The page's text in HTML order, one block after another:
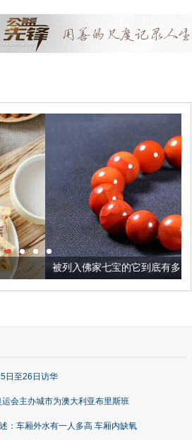
七宝的它到底有多美？
日至26日访华
会主办城市为澳大利亚布里斯班
：车厢外水有一人多高 车厢内缺氧